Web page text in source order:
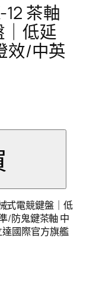
12 茶軸
｜低延
效/中英
式電競鍵盤｜低
/防鬼鍵茶軸 中
達國際官方旗艦